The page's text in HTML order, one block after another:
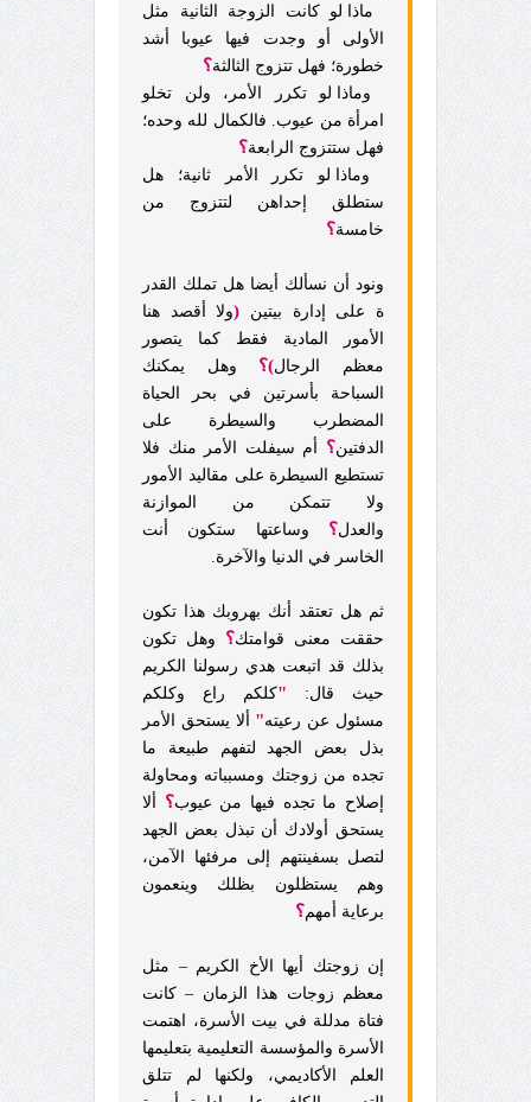
ماذا لو كانت الزوجة الثانية مثل
الأولى أو وجدت فيها عيوبا أشد
خطورة؛ فهل تتزوج الثالثة؟
وماذا لو تكرر الأمر، ولن تخلو
امرأة من عيوب. فالكمال لله وحده؛
فهل ستتزوج الرابعة؟
وماذا لو تكرر الأمر ثانية؛ هل
ستطلق إحداهن لتتزوج من
خامسة؟
ونود أن نسألك أيضا هل تملك القدر
ة على إدارة بيتين (ولا أقصد هنا
الأمور المادية فقط كما يتصور
معظم الرجال)؟ وهل يمكنك
السباحة بأسرتين في بحر الحياة
المضطرب والسيطرة على
الدفتين؟ أم سيفلت الأمر منك فلا
تستطيع السيطرة على مقاليد الأمور
ولا تتمكن من الموازنة
والعدل؟ وساعتها ستكون أنت
الخاسر في الدنيا والآخرة.
ثم هل تعتقد أنك بهروبك هذا تكون
حققت معنى قوامتك؟ وهل تكون
بذلك قد اتبعت هدي رسولنا الكريم
حيث قال: "كلكم راع وكلكم
مسئول عن رعيته" ألا يستحق الأمر
بذل بعض الجهد لتفهم طبيعة ما
تجده من زوجتك ومسبباته ومحاولة
إصلاح ما تجده فيها من عيوب؟ ألا
يستحق أولادك أن تبذل بعض الجهد
لتصل بسفينتهم إلى مرفئها الآمن،
وهم يستظلون بظلك وينعمون
برعاية أمهم؟
إن زوجتك أيها الأخ الكريم – مثل
معظم زوجات هذا الزمان – كانت
فتاة مدللة في بيت الأسرة، اهتمت
الأسرة والمؤسسة التعليمية بتعليمها
العلم الأكاديمي، ولكنها لم تتلق